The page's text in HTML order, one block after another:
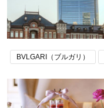
BVLGARI（ブルガリ）